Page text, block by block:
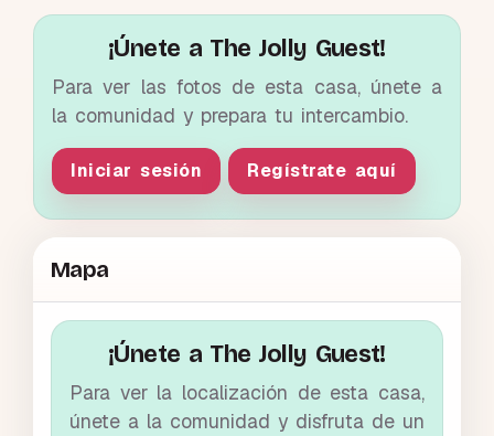
¡Únete a The Jolly Guest!
Para ver las fotos de esta casa, únete a
la comunidad y prepara tu intercambio.
Iniciar sesión Regístrate aquí
Mapa
¡Únete a The Jolly Guest!
Para ver la localización de esta casa,
únete a la comunidad y disfruta de un